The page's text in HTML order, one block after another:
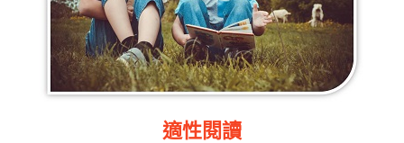
適性閱讀